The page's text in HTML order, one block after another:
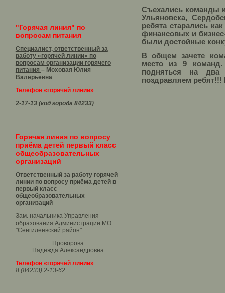
"Горячая линия" по
вопросам питания
Специалист, ответственный за
работу «горячей линии» по
вопросам организации горячего
питания – Моховая Юлия
Валерьевна
Телефон «горячей линии»
2-17-13 (код города 84233)
Горячая линия по вопросу
приёма детей первый класс
общеобразовательных
организаций
Ответственный за работу горячей
линии по вопросу приёма детей в
первый класс
общеобразовательных
организаций
Зам. начальника Управления
образования Администрации МО
"Сенгилеевский район"
Проворова
Надежда Александровна
Телефон «горячей линии»
8 (84233) 2-13-62
Съехались команды
Ульяновска,
ребята старались
финансовых и
были достойные
В общем зачете
место из 9
подняться на
поздравляем